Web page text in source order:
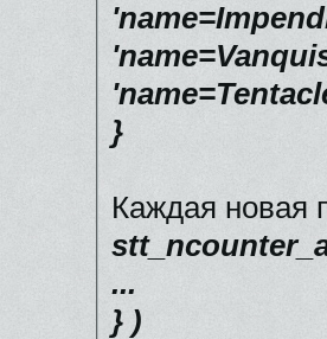
}
Каждая новая
...
} )